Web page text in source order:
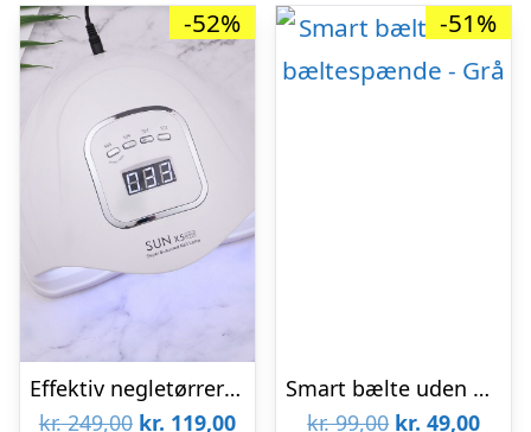
-52%
Effektiv negletørrer med UV og LED – Sun X5 MAX
kr.249,00 Den
kr. 119,00Den
-51%
Smart bælte uden bæltespænde – Grå
kr.99,00 Den
kr. 49,00Den